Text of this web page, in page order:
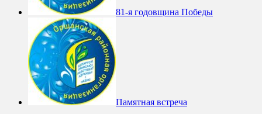
81-я годовщина Победы
Памятная встреча